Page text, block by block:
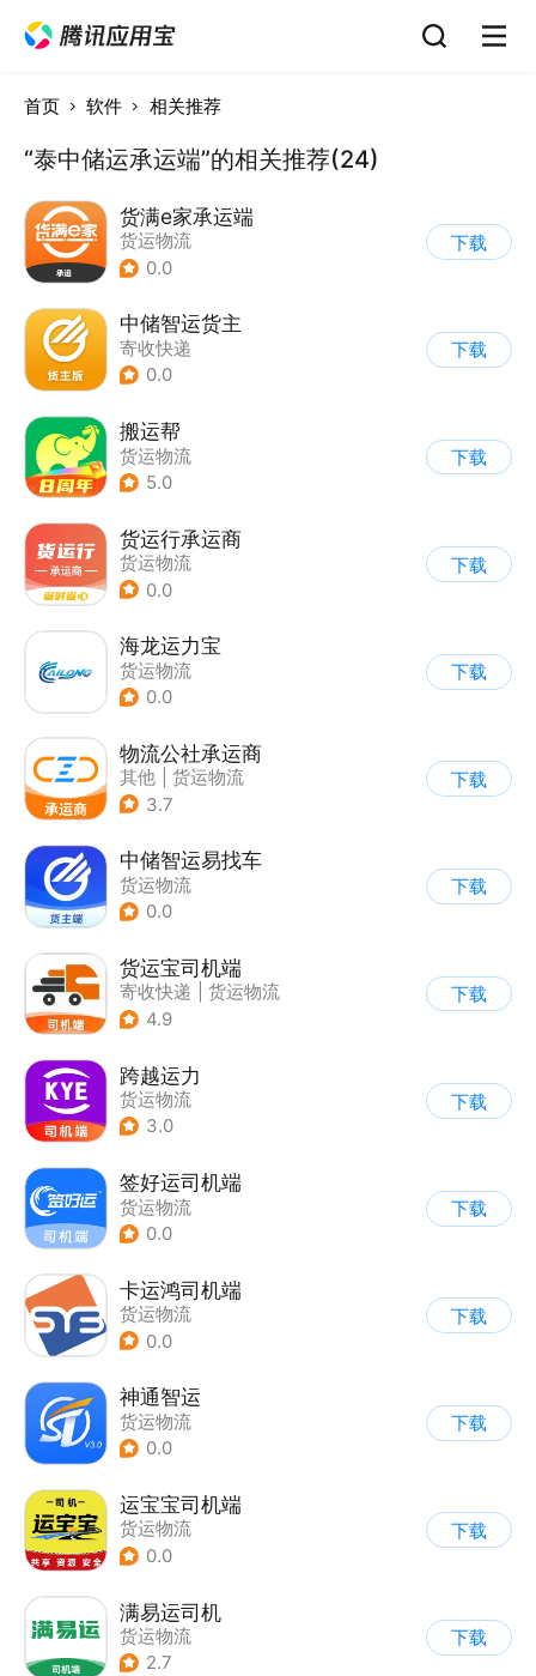
首页 软件 相关推荐
“泰中储运承运端”的相关推荐(24)
货满e家承运端
货运物流
0.0
下载
中储智运货主
寄收快递
0.0
下载
搬运帮
货运物流
5.0
下载
货运行承运商
货运物流
0.0
下载
海龙运力宝
货运物流
0.0
下载
物流公社承运商
其他
货运物流
3.7
下载
中储智运易找车
货运物流
0.0
下载
货运宝司机端
寄收快递
货运物流
4.9
下载
跨越运力
货运物流
3.0
下载
签好运司机端
货运物流
0.0
下载
卡运鸿司机端
货运物流
0.0
下载
神通智运
货运物流
0.0
下载
运宝宝司机端
货运物流
0.0
下载
满易运司机
货运物流
2.7
下载